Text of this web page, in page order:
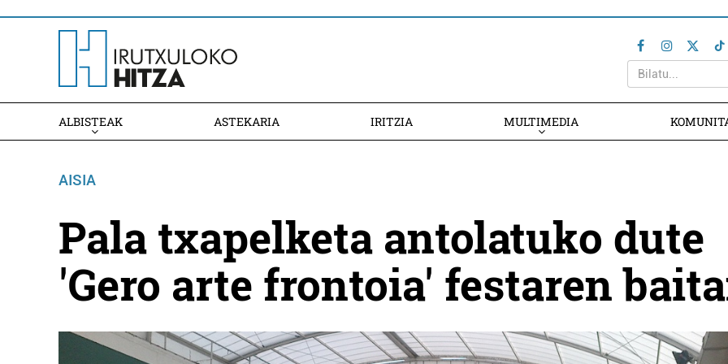
ALBISTEAK ASTEKARIA IRITZIA MULTIMEDIA
AISIA
Pala txapelketa antolatuko dute
'Gero arte frontoia' festaren